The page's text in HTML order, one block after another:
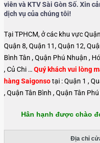
viên và KTV Sài Gòn Số. Xin
dịch vụ của chúng tôi!
Tại TPHCM, ở các khu vực
Quận 8, Quận 11, Quận 12,
Bình Tân , Quận Phú Nhuận ,
, Củ Chi … Quý khách vui lòng
hàng Saigonsotại : Quận 1 ,
, Quận Tân Bình , Quận Tân Phú
Hân hạnh được chào
Địa chỉ